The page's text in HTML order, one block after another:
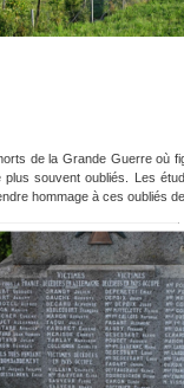
de la Grande Guerre
souvent oubliés. Les
hommage à ces oubliés